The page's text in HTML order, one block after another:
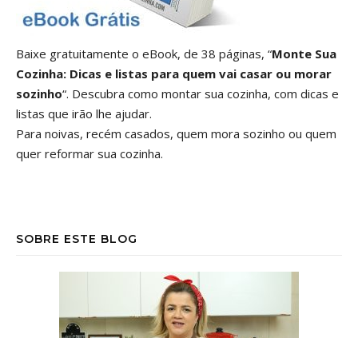
Baixe gratuitamente o eBook, de 38 páginas, “Monte Sua
Cozinha: Dicas e listas para quem vai casar ou morar
sozinho“. Descubra como montar sua cozinha, com dicas e
listas que irão lhe ajudar.
Para noivas, recém casados, quem mora sozinho ou quem
quer reformar sua cozinha.
SOBRE ESTE BLOG